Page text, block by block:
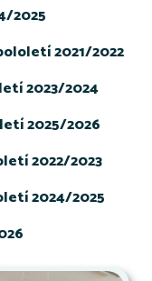
2025
2021/2022
2023/2024
2025/2026
2022/2023
2024/2025